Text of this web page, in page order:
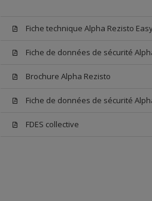
Fiche technique Alpha Rezisto
Fiche de données de sécurité
Brochure Alpha Rezisto
Fiche de données de sécurité
FDES collective